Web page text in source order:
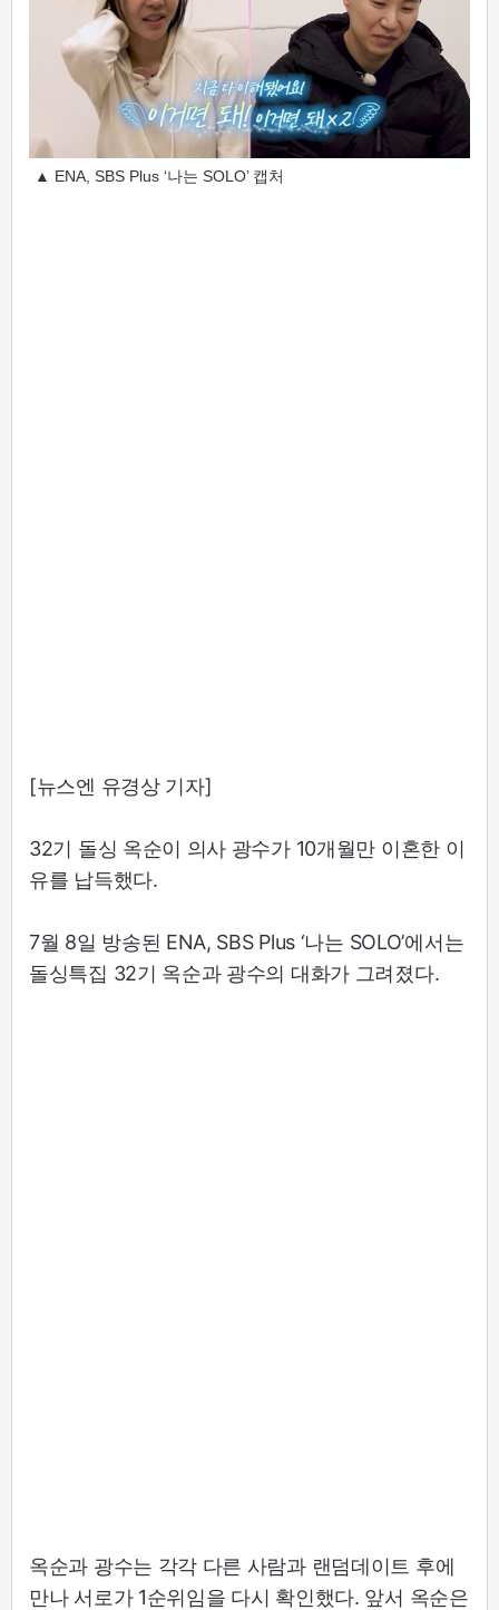
▲ ENA, SBS Plus ‘나는 SOLO’ 캡처
[뉴스엔 유경상 기자]
32기 돌싱 옥순이 의사 광수가 10개월만 이혼한 이
유를 납득했다.
7월 8일 방송된 ENA, SBS Plus ‘나는 SOLO’에서는
돌싱특집 32기 옥순과 광수의 대화가 그려졌다.
옥순과 광수는 각각 다른 사람과 랜덤데이트 후에
만나 서로가 1순위임을 다시 확인했다. 앞서 옥순은